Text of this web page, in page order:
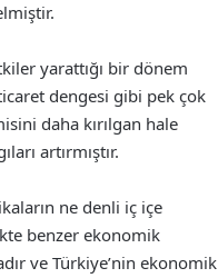
yarattığı bir dönem
dengesi gibi pek çok
daha kırılgan hale
artırmıştır.
ne denli iç içe
benzer ekonomik
ve Türkiye’nin ekonomik